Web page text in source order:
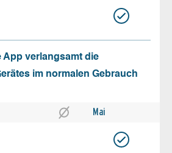
App verlangsamt die
im normalen Gebrauch
Mai